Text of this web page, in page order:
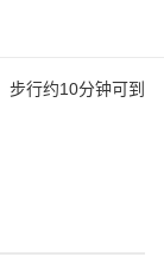
步行约10分钟可到